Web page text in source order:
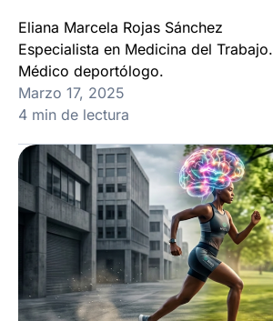
Eliana Marcela Rojas Sánchez
Especialista en Medicina del Trabajo.
Médico deportólogo.
Marzo 17, 2025
4 min de lectura